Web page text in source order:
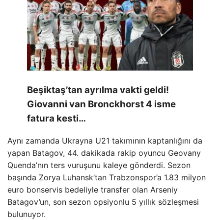
Beşiktaş’tan ayrılma vakti geldi!
Giovanni van Bronckhorst 4 isme
fatura kesti…
Aynı zamanda Ukrayna U21 takımının kaptanlığını da
yapan Batagov, 44. dakikada rakip oyuncu Geovany
Quenda’nın ters vuruşunu kaleye gönderdi. Sezon
başında Zorya Luhansk’tan Trabzonspor’a 1.83 milyon
euro bonservis bedeliyle transfer olan Arseniy
Batagov’un, son sezon opsiyonlu 5 yıllık sözleşmesi
bulunuyor.